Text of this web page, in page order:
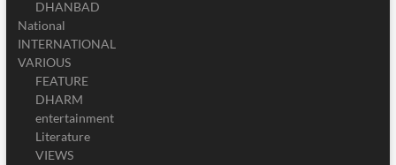
DHANBAD
National
INTERNATIONAL
VARIOUS
FEATURE
DHARM
entertainment
Literature
VIEWS